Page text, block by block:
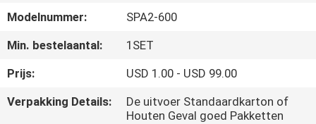
CONTACTEER
ONS
VERZOEK
Modelnummer:
SPA2-600
Min. bestelaantal:
1SET
Prijs:
USD 1.00 - USD 99.00
Verpakking Details:
De uitvoer Standaardkarton of
Houten Geval goed Pakketten